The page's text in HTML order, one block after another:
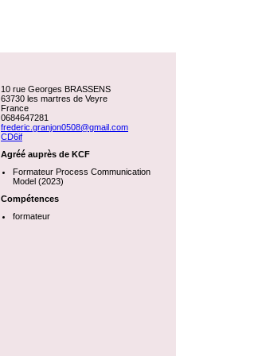
10 rue Georges BRASSENS
63730 les martres de Veyre
France
0684647281
frederic.granjon0508@gmail.com
CD6if
Agréé auprès de KCF
Formateur Process Communication
Model (2023)
Compétences
formateur